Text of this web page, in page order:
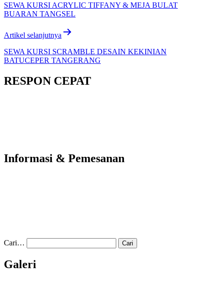
SEWA KURSI ACRYLIC TIFFANY & MEJA BULAT
BUARAN TANGSEL
Artikel selanjutnya
SEWA KURSI SCRAMBLE DESAIN KEKINIAN
BATUCEPER TANGERANG
RESPON CEPAT
Informasi & Pemesanan
Cari…
Galeri